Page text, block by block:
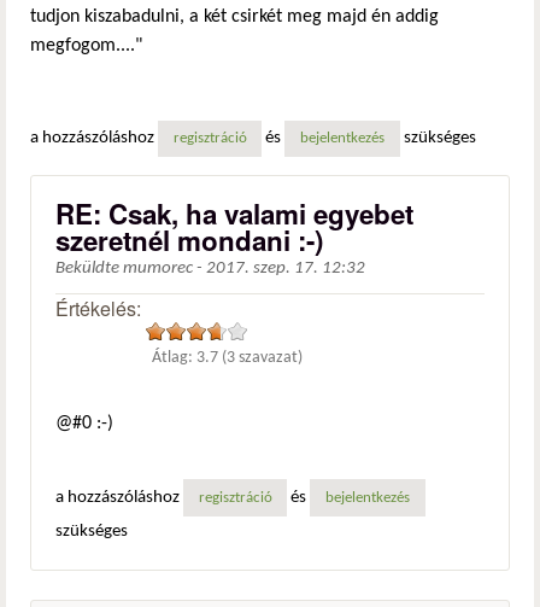
tudjon kiszabadulni, a két csirkét meg majd én addig
megfogom...."
a hozzászóláshoz regisztráció és bejelentkezés szükséges
RE: Csak, ha valami egyebet
szeretnél mondani :-)
Beküldte mumorec - 2017. szep. 17. 12:32
Értékelés:
Átlag: 3.7 (3 szavazat)
@#0 :-)
a hozzászóláshoz regisztráció és bejelentkezés
szükséges